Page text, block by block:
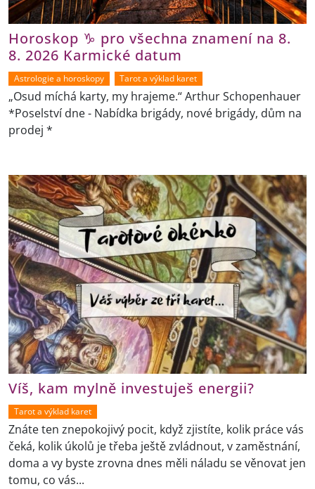
Horoskop ♑ pro všechna znamení na 8.
8. 2026 Karmické datum
Astrologie a horoskopy Tarot a výklad karet
„Osud míchá karty, my hrajeme.“ Arthur Schopenhauer
*Poselství dne - Nabídka brigády, nové brigády, dům na
prodej *
Víš, kam mylně investuješ energii?
Tarot a výklad karet
Znáte ten znepokojivý pocit, když zjistíte, kolik práce vás
čeká, kolik úkolů je třeba ještě zvládnout, v zaměstnání,
doma a vy byste zrovna dnes měli náladu se věnovat jen
tomu, co vás...